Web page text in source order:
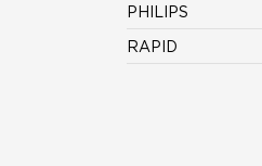
PHILIPS
RAPID